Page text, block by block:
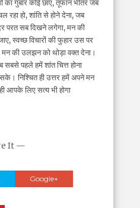
गुबार कोई छाए, तूफान भीतर जब
रहा हो, शांति से होने देना, जब
परत सब दिखने लगेगा, मन की
स्वच्छ विचारों की फुहार उस पर
की उलझन को थोड़ा वक्त देना।
पहले हमें शांत चित्त होना
निश्चित ही उत्तर हमें अपने मन
आपके लिए सत्य भी होगा
It —
Google+